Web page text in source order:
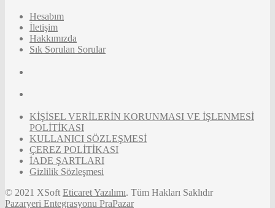
Hesabım
İletişim
Hakkımızda
Sık Sorulan Sorular
KİŞİSEL VERİLERİN KORUNMASI VE İŞLENMESİ
POLİTİKASI
KULLANICI SÖZLEŞMESİ
ÇEREZ POLİTİKASI
İADE ŞARTLARI
Gizlilik Sözleşmesi
© 2021 XSoft Eticaret Yazılımı. Tüm Hakları Saklıdır
Pazaryeri Entegrasyonu PraPazar